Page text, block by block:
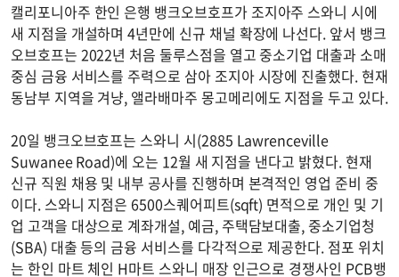
캘리포니아주 한인 은행 뱅크오브호프가 조지아주 스와니 시에
새 지점을 개설하며 4년만에 신규 채널 확장에 나선다. 앞서 뱅크
오브호프는 2022년 처음 둘루스점을 열고 중소기업 대출과 소매
중심 금융 서비스를 주력으로 삼아 조지아 시장에 진출했다. 현재
동남부 지역을 겨냥, 앨라배마주 몽고메리에도 지점을 두고 있다.
20일 뱅크오브호프는 스와니 시(2885 Lawrenceville
Suwanee Road)에 오는 12월 새 지점을 낸다고 밝혔다. 현재
신규 직원 채용 및 내부 공사를 진행하며 본격적인 영업 준비 중
이다. 스와니 지점은 6500스퀘어피트(sqft) 면적으로 개인 및 기
업 고객을 대상으로 계좌개설, 예금, 주택담보대출, 중소기업청
(SBA) 대출 등의 금융 서비스를 다각적으로 제공한다. 점포 위치
는 한인 마트 체인 H마트 스와니 매장 인근으로 경쟁사인 PCB뱅